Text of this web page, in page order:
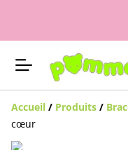
Accueil / Produits /
cœur